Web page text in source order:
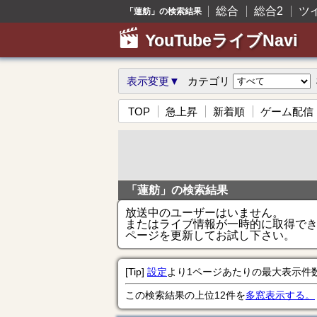
「蓮舫」の検索結果 総合 総合2 ツ
YouTubeライブNavi
表示変更▼ カテゴリ
TOP 急上昇 新着順 ゲーム配信
「蓮舫」の検索結果
放送中のユーザーはいません。
またはライブ情報が一時的に取得で
ページを更新してお試し下さい。
[Tip] 設定より1ページあたりの最大表示件
この検索結果の上位12件を多窓表示する。